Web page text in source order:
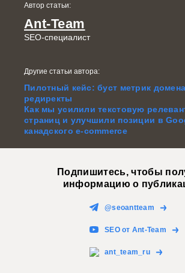
Автор статьи:
Ant-Team
SEO-специалист
Другие статьи автора:
Пилотный кейс: буст метрик
редиректы
Как мы усилили текстовую
страниц и улучшили позиции в
канадского e-commerce
Подпишитесь, чтобы
информацию о
@seoantteam
SEO от Ant-Team
ant_team_ru